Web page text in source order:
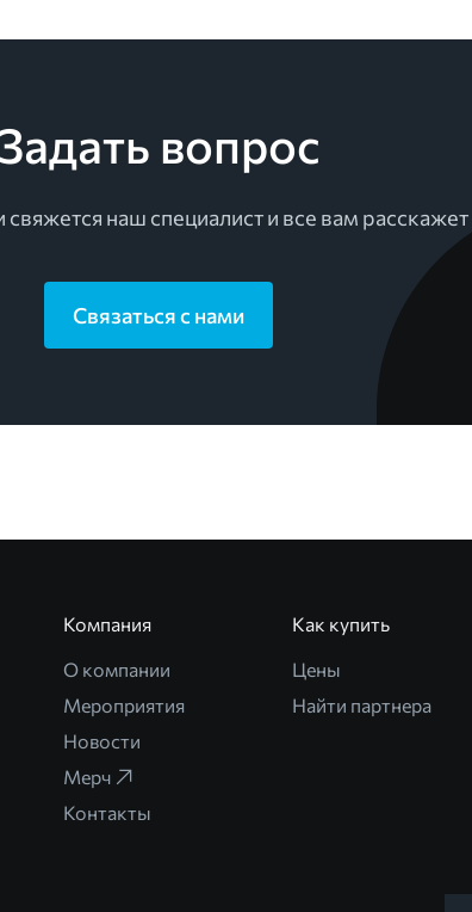
Задать вопрос
наш специалист и все вам
Связаться с нами
Компания
О компании
Мероприятия
Новости
Мерч
Контакты
Как купить
Цены
Найти партнера